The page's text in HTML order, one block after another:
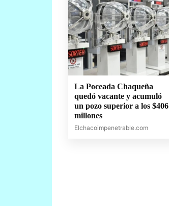
La Poceada Chaqueña
quedó vacante y acumuló
un pozo superior a los $406
millones
Elchacoimpenetrable.com